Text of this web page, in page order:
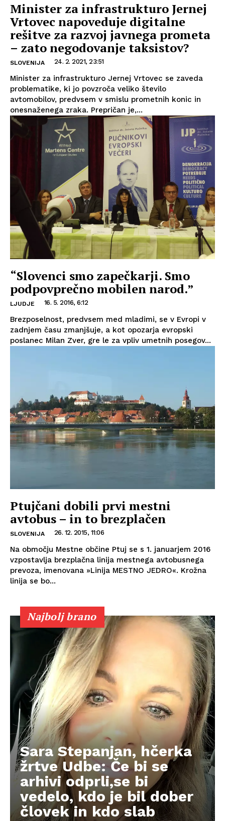
Minister za infrastrukturo Jernej
Vrtovec napoveduje digitalne
rešitve za razvoj javnega prometa
– zato negodovanje taksistov?
SLOVENIJA 24. 2. 2021, 23:51
Minister za infrastrukturo Jernej Vrtovec se zaveda
problematike, ki jo povzroča veliko število
avtomobilov, predvsem v smislu prometnih konic in
onesnaženega zraka. Prepričan je,...
“Slovenci smo zapečkarji. Smo
podpovprečno mobilen narod.”
LJUDJE 16. 5. 2016, 6:12
Brezposelnost, predvsem med mladimi, se v Evropi v
zadnjem času zmanjšuje, a kot opozarja evropski
poslanec Milan Zver, gre le za vpliv umetnih posegov...
Ptujčani dobili prvi mestni
avtobus – in to brezplačen
SLOVENIJA 26. 12. 2015, 11:06
Na območju Mestne občine Ptuj se s 1. januarjem 2016
vzpostavlja brezplačna linija mestnega avtobusnega
prevoza, imenovana »Linija MESTNO JEDRO«. Krožna
linija se bo...
Najbolj brano
Sara Stepanjan, hčerka
žrtve Udbe: Če bi se
arhivi odprli,se bi
vedelo, kdo je bil dober
človek in kdo slab